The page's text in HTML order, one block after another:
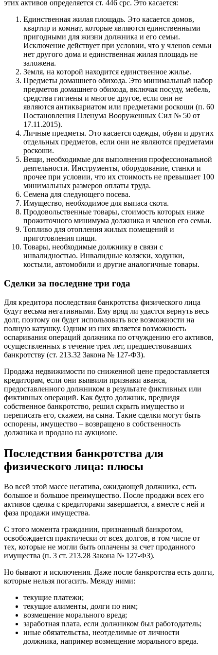
этих активов определяется ст. 446 cpc. Это касается:
Единственная жилая площадь. Это касается домов,
квартир и комнат, которые являются единственными
пригодными для жизни должника и его семьи.
Исключение действует при условии, что у членов семьи
нет другого дома и единственная жилая площадь не
заложена.
Земля, на которой находится единственное жилье.
Предметы домашнего обихода. Это минимальный набор
предметов домашнего обихода, включая посуду, мебель,
средства гигиены и многое другое, если они не
являются антиквариатом или предметами роскоши (п. 60
Постановления Пленума Вооруженных Сил № 50 от
17.11.2015).
Личные предметы. Это касается одежды, обуви и других
отдельных предметов, если они не являются предметами
роскоши.
Вещи, необходимые для выполнения профессиональной
деятельности. Инструменты, оборудование, станки и
прочее при условии, что их стоимость не превышает 100
минимальных размеров оплаты труда.
Семена для следующего посева.
Имущество, необходимое для выпаса скота.
Продовольственные товары, стоимость которых ниже
прожиточного минимума должника и членов его семьи.
Топливо для отопления жилых помещений и
приготовления пищи.
Товары, необходимые должнику в связи с
инвалидностью. Инвалидные коляски, ходунки,
костыли, автомобили и другие аналогичные товары.
Сделки за последние три года
Для кредитора последствия банкротства физического лица
будут весьма негативными. Ему вряд ли удастся вернуть весь
долг, поэтому он будет использовать все возможности на
полную катушку. Одним из них является возможность
оспаривания операций должника по отчуждению его активов,
осуществленных в течение трех лет, предшествовавших
банкротству (ст. 213.32 Закона № 127-ФЗ).
Продажа недвижимости по сниженной цене предоставляется
кредиторам, если они выявили признаки аванса,
предоставленного должником в результате фиктивных или
фиктивных операций. Как будто должник, предвидя
собственное банкротство, решил скрыть имущество и
переписать его, скажем, на сына. Такие сделки могут быть
оспорены, имущество – возвращено в собственность
должника и продано на аукционе.
Последствия банкротства для
физического лица: плюсы
Во всей этой массе негатива, ожидающей должника, есть
большое и большое преимущество. После продажи всех его
активов сделка с кредиторами завершается, а вместе с ней и
фаза продажи имущества.
С этого момента гражданин, признанный банкротом,
освобождается практически от всех долгов, в том числе от
тех, которые не могли быть оплачены за счет проданного
имущества (п. 3 ст. 213.28 Закона № 127-ФЗ).
Но бывают и исключения. Даже после банкротства есть долги,
которые нельзя погасить. Между ними:
текущие платежи;
текущие алименты, долги по ним;
возмещение морального вреда;
заработная плата, если должником был работодатель;
иные обязательства, неотделимые от личности
должника, например возмещение морального вреда.